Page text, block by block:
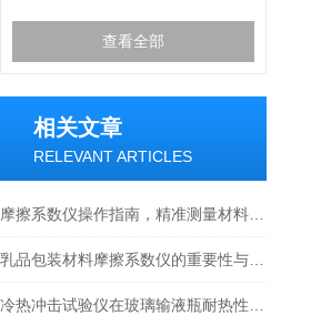
查看全部
相关文章
RELEVANT ARTICLES